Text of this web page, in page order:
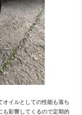
オイルとしての性能も落ち
も影響してくるので定期的